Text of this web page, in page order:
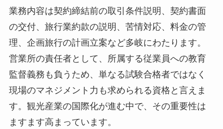
業務内容は契約締結前の取引条件説明、契約書面
の交付、旅行業約款の説明、苦情対応、料金の管
理、企画旅行の計画立案など多岐にわたります。
営業所の責任者として、所属する従業員への教育
監督義務も負うため、単なる試験合格者ではなく
現場のマネジメント力も求められる資格と言えま
す。観光産業の国際化が進む中で、その重要性は
ますます高まっています。